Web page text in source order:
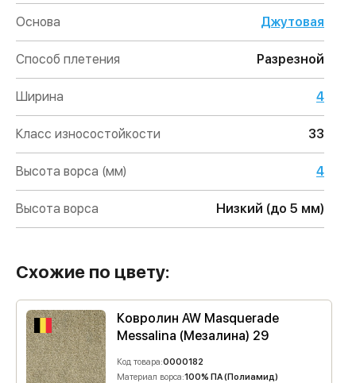
Основа Джутовая
Способ плетения Разрезной
Ширина 4
Класс износостойкости 33
Высота ворса (мм) 4
Высота ворса Низкий (до 5 мм)
Схожие по цвету:
Ковролин AW Masquerade
Messalina (Мезалина) 29
Код товара:0000182
Материал ворса:100% ПА (Полиамид)